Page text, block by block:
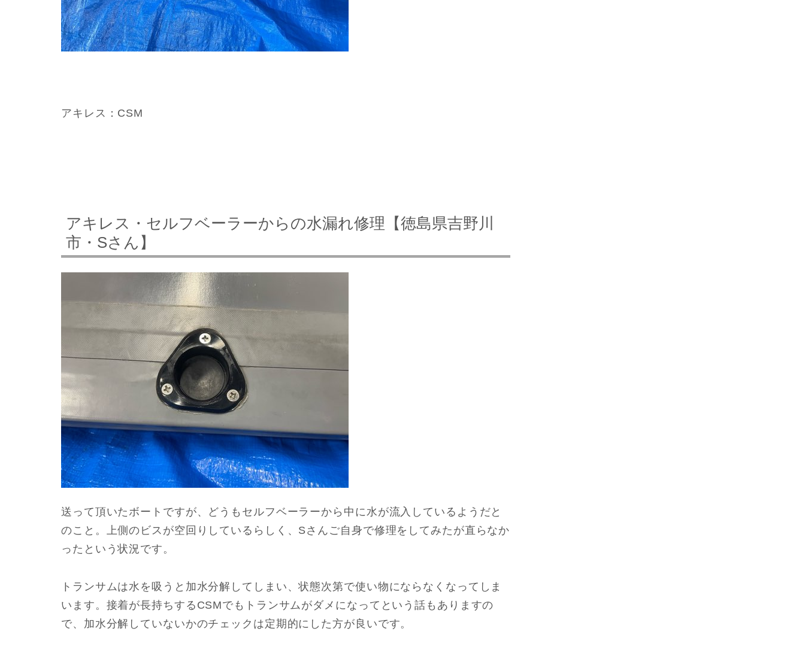
アキレス：CSM
アキレス・セルフベーラーからの水漏れ修理【徳島県吉野川
市・Sさん】
送って頂いたボートですが、どうもセルフベーラーから中に水が流入しているようだと
のこと。上側のビスが空回りしているらしく、Sさんご自身で修理をしてみたが直らなか
ったという状況です。
トランサムは水を吸うと加水分解してしまい、状態次第で使い物にならなくなってしま
います。接着が長持ちするCSMでもトランサムがダメになってという話もありますの
で、加水分解していないかのチェックは定期的にした方が良いです。